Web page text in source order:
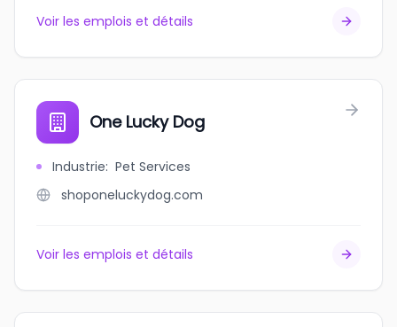
Voir les emplois et détails
One Lucky Dog
Industrie: Pet Services
shoponeluckydog.com
Voir les emplois et détails